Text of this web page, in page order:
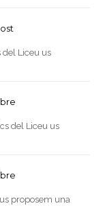
del Liceu us
del Liceu us
proposem una